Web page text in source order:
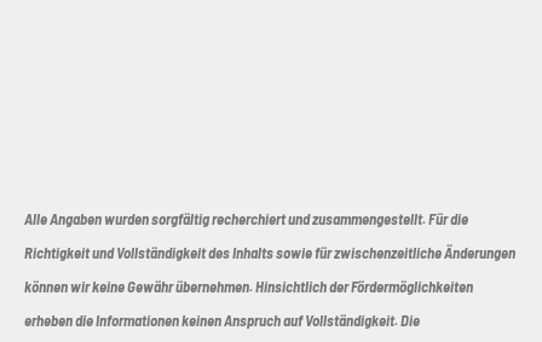
Alle Angaben wurden sorgfältig recherchiert und zusammengestellt. Für die
Richtigkeit und Vollständigkeit des Inhalts sowie für zwischenzeitliche Änderungen
können wir keine Gewähr übernehmen. Hinsichtlich der Fördermöglichkeiten
erheben die Informationen keinen Anspruch auf Vollständigkeit. Die